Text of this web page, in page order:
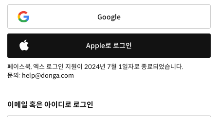
Google
Apple로 로그인
페이스북, 엑스 로그인 지원이 2024년 7월 1일자로 종료되었습니다.
문의: help@donga.com
이메일 혹은 아이디로 로그인